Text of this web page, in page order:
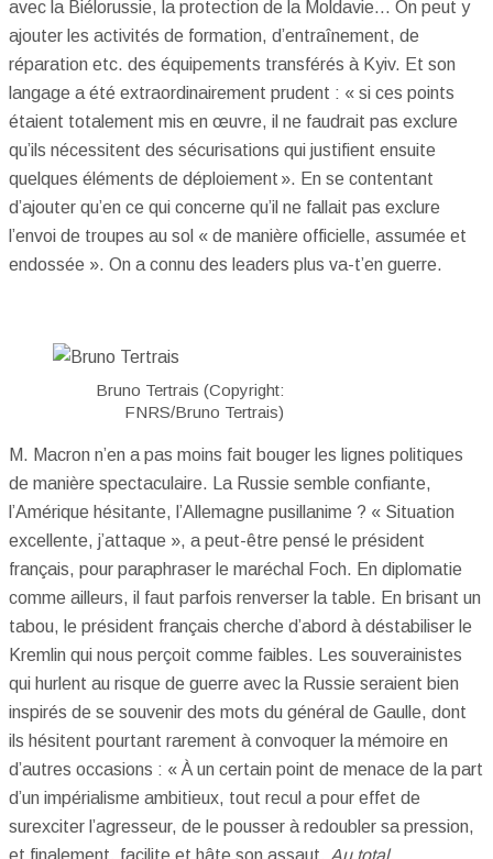
avec la Biélorussie, la protection de la Moldavie… On peut y
ajouter les activités de formation, d’entraînement, de
réparation etc. des équipements transférés à Kyiv. Et son
langage a été extraordinairement prudent : « si ces points
étaient totalement mis en œuvre, il ne faudrait pas exclure
qu’ils nécessitent des sécurisations qui justifient ensuite
quelques éléments de déploiement ». En se contentant
d’ajouter qu’en ce qui concerne qu’il ne fallait pas exclure
l’envoi de troupes au sol « de manière officielle, assumée et
endossée ». On a connu des leaders plus va-t’en guerre.
Bruno Tertrais (Copyright:
FNRS/Bruno Tertrais)
M. Macron n’en a pas moins fait bouger les lignes politiques
de manière spectaculaire. La Russie semble confiante,
l’Amérique hésitante, l’Allemagne pusillanime ? « Situation
excellente, j’attaque », a peut-être pensé le président
français, pour paraphraser le maréchal Foch. En diplomatie
comme ailleurs, il faut parfois renverser la table. En brisant un
tabou, le président français cherche d’abord à déstabiliser le
Kremlin qui nous perçoit comme faibles. Les souverainistes
qui hurlent au risque de guerre avec la Russie seraient bien
inspirés de se souvenir des mots du général de Gaulle, dont
ils hésitent pourtant rarement à convoquer la mémoire en
d’autres occasions : « À un certain point de menace de la part
d’un impérialisme ambitieux, tout recul a pour effet de
surexciter l’agresseur, de le pousser à redoubler sa pression,
et finalement, facilite et hâte son assaut. Au total,